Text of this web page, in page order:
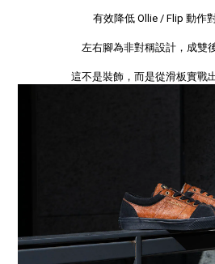
有效降低 Ollie / Flip 動作
左右腳為非對稱設計，成雙
這不是裝飾，而是從滑板實戰